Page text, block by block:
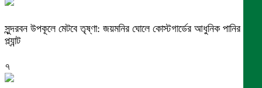
সুন্দরবন উপকূলে মেটবে তৃষ্ণা: জয়মনির ঘোলে কোস্টগার্ডের আধুনিক পানির
প্ল্যান্ট
৭